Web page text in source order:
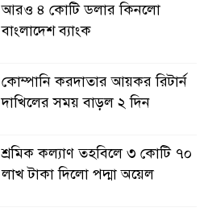
আরও ৪ কোটি ডলার কিনলো
বাংলাদেশ ব্যাংক
কোম্পানি করদাতার আয়কর রিটার্ন
দাখিলের সময় বাড়ল ২ দিন
শ্রমিক কল্যাণ তহবিলে ৩ কোটি ৭০
লাখ টাকা দিলো পদ্মা অয়েল